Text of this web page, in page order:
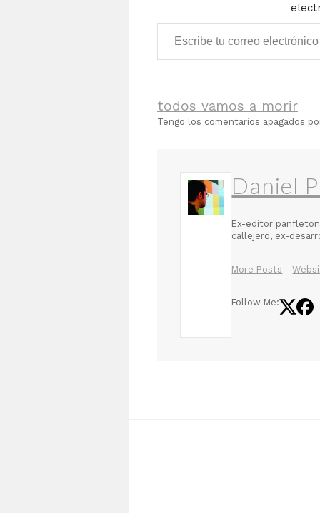
Escribe tu correo electrónico…
todos vamos a morir
Tengo los comentarios apagados
Daniel
Ex-editor
callejero, ex-
More Posts -
Follow Me: